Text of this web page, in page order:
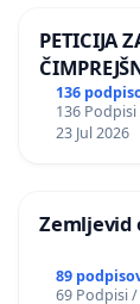
PETICIJA
136
136
23 Jul 2026
Zemljevid
89
69 Podpisi